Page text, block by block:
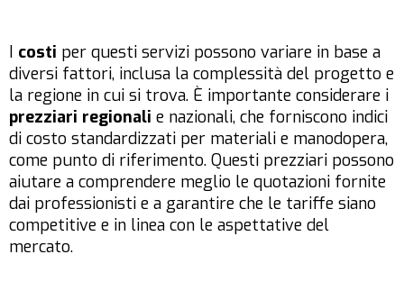
I costi per questi servizi possono variare in base a
diversi fattori, inclusa la complessità del progetto e
la regione in cui si trova. È importante considerare i
prezziari regionali e nazionali, che forniscono indici
di costo standardizzati per materiali e manodopera,
come punto di riferimento. Questi prezziari possono
aiutare a comprendere meglio le quotazioni fornite
dai professionisti e a garantire che le tariffe siano
competitive e in linea con le aspettative del
mercato.